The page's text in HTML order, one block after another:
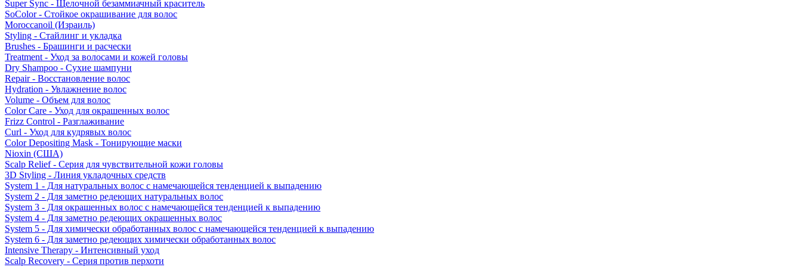
Super Sync - Щелочной безаммиачный краситель
SoColor - Стойкое окрашивание для волос
Moroccanoil (Израиль)
Styling - Стайлинг и укладка
Brushes - Брашинги и расчески
Treatment - Уход за волосами и кожей головы
Dry Shampoo - Сухие шампуни
Repair - Восстановление волос
Hydration - Увлажнение волос
Volume - Объем для волос
Color Care - Уход для окрашенных волос
Frizz Control - Разглаживание
Curl - Уход для кудрявых волос
Color Depositing Mask - Тонирующие маски
Nioxin (США)
Scalp Relief - Серия для чувствительной кожи головы
3D Styling - Линия укладочных средств
System 1 - Для натуральных волос с намечающейся тенденцией к выпадению
System 2 - Для заметно редеющих натуральных волос
System 3 - Для окрашенных волос с намечающейся тенденцией к выпадению
System 4 - Для заметно редеющих окрашенных волос
System 5 - Для химически обработанных волос с намечающейся тенденцией к выпадению
System 6 - Для заметно редеющих химически обработанных волос
Intensive Therapy - Интенсивный уход
Scalp Recovery - Серия против перхоти